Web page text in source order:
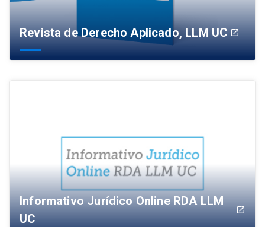
Revista de Derecho Aplicado, LLM UC launch
Informativo Jurídico Online RDA LLM
UC
launch